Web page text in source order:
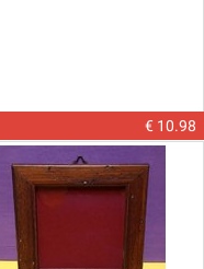
€ 10.98